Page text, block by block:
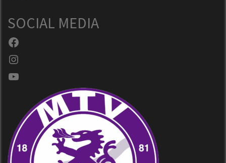
SOCIAL MEDIA
Facebook
Instagram
YouTube